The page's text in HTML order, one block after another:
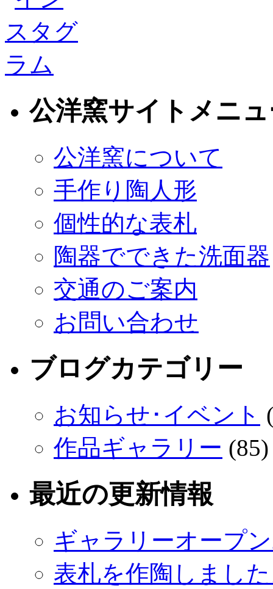
公洋窯サイトメニ
公洋窯について
手作り陶人形
個性的な表札
陶器でできた洗面器
交通のご案内
お問い合わせ
ブログカテゴリー
お知らせ･イベント
作品ギャラリー (85)
最近の更新情報
ギャラリーオープ
表札を作陶しまし